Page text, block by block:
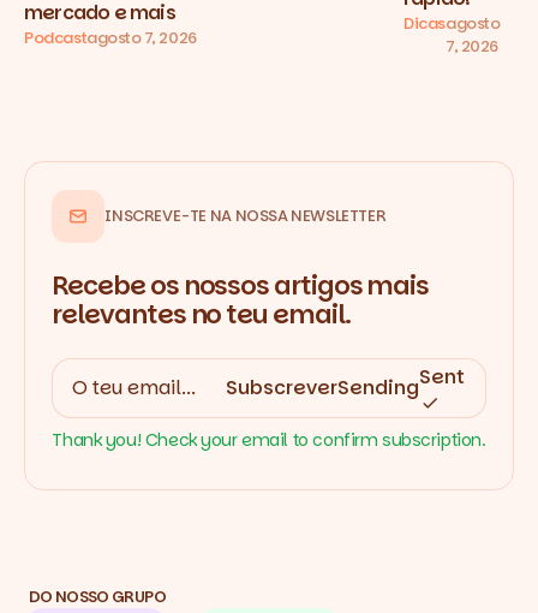
mercado e mais
Podcastagosto 7, 2026
Dicasagosto
7, 2026
INSCREVE-TE NA NOSSA NEWSLETTER
Recebe os nossos artigos mais
relevantes no teu email.
SubscreverSendingSent
Thank you! Check your email to confirm subscription.
DO NOSSO GRUPO